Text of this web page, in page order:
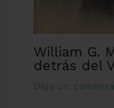
William G.
detrás del
Deja un